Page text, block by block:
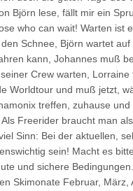
Björn lese, fällt mir ein
who can wait! Warten ist
Schnee, Björn wartet
kann, Johannes muß
Crew warten,
Worldtour und muß jetzt,
treffen, zuhause
Freerider braucht man
Sinn: Bei der aktuellen,
sein! Macht es
und sichere
Skimonate Februar,